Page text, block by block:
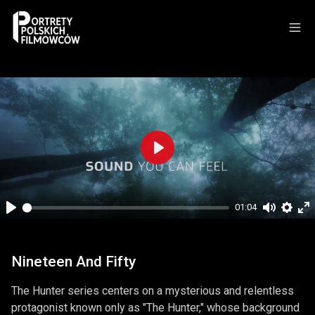
01:04
Play
Nineteen And Fifty
The Hunter series centers on a mysterious and relentless
protagonist known only as "The Hunter," whose background